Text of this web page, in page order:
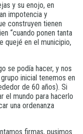
y su enojo, en
impotencia y
construyen tienen
“cuando ponen tanta
quejé en el municipio,
se podía hacer, y nos
inicial tenemos en
de 60 años). Si
el mundo para hacerlo
una ordenanza
firmas, pusimos